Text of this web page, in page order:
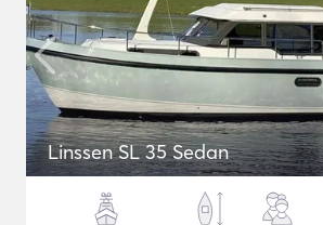
Linssen SL 35 Sedan